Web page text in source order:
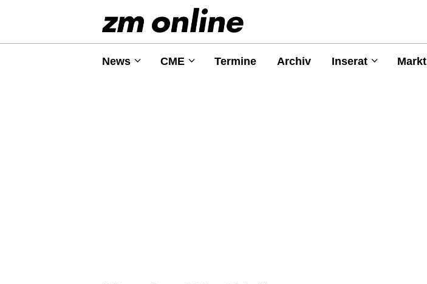
News CME Termine Archiv Inserat Markt